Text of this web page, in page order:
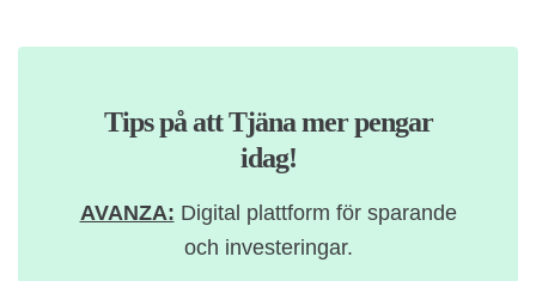
Tips på att Tjäna mer pengar
idag!
AVANZA: Digital plattform för sparande
och investeringar.